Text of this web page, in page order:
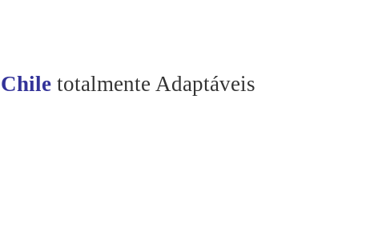
Chiletotalmente Adaptáveis